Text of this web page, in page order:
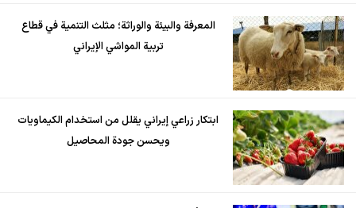
المعرفة والبيئة والوراثة؛ مثلث التنمية في قطاع
تربية المواشي الإيراني
ابتكار زراعي إيراني يقلل من استخدام الكيماويات
ويحسن جودة المحاصيل